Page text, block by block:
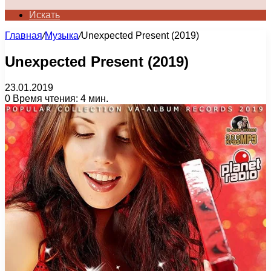
Искать
Главная/Музыка/Unexpected Present (2019)
Unexpected Present (2019)
23.01.2019
0 Время чтения: 4 мин.